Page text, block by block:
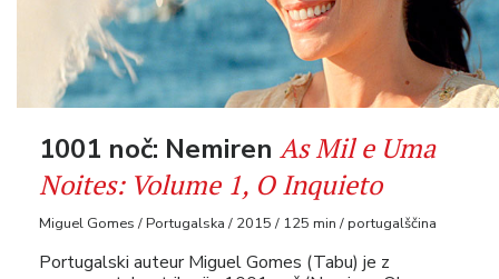
1001 noč: Nemiren As Mil e Uma
Noites: Volume 1, O Inquieto
Miguel Gomes / Portugalska / 2015 / 125 min / portugalščina
Portugalski auteur Miguel Gomes (Tabu) je z